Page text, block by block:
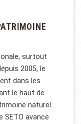
surtout
2005, le
dans les
le haut de
naturel.
SETO avance